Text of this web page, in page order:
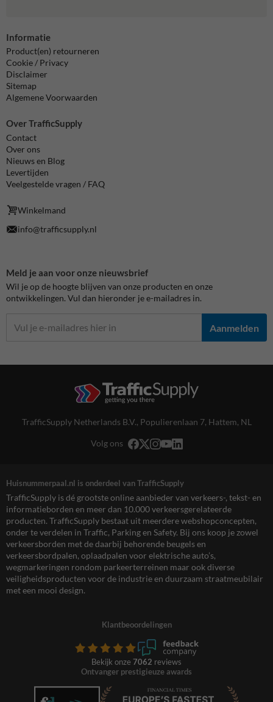
Informatie
Product(en) retourneren
Cookie / Privacy
Disclaimer
Sitemap
Algemene Voorwaarden
Over TrafficSupply
Contact
Over ons
Nieuws en Blog
Levertijden
Veelgestelde vragen / FAQ
Winkelmand
info@trafficsupply.nl
Meld je aan voor onze nieuwsbrief
Wil je op de hoogte blijven van onze producten en onze
ontwikkelingen. Vul dan hieronder je e-mailadres in.
Aanmelden
TrafficSupply Netherlands B.V., Populierenlaan 7, Hattem, NL
Volg ons
Huisnummerpaal.nl is onderdeel van TrafficSupply
TrafficSupply is dé grootste online aanbieder van verkeers-, tekst- en
informatieborden en meer dan 10.000 verkeersgerelateerde
producten. TrafficSupply bestaat uit meerdere webshopconcepten,
onder te verdelen in Traffic, Parking en Safety. Bij ons koop je zowel
verkeersborden met de daarbij behorende beugels en
verkeersbordpalen, oplaadpalen voor elektrische auto’s,
wegmarkeringen rondom parkeerterreinen maar ook diverse
veiligheidsproducten voor de industrie en duurzaam straatmeubilair
met een mooi design.
Klantbeoordelingen
Bekijk onze 7062 reviews
Ontvanger prestigieuze awards